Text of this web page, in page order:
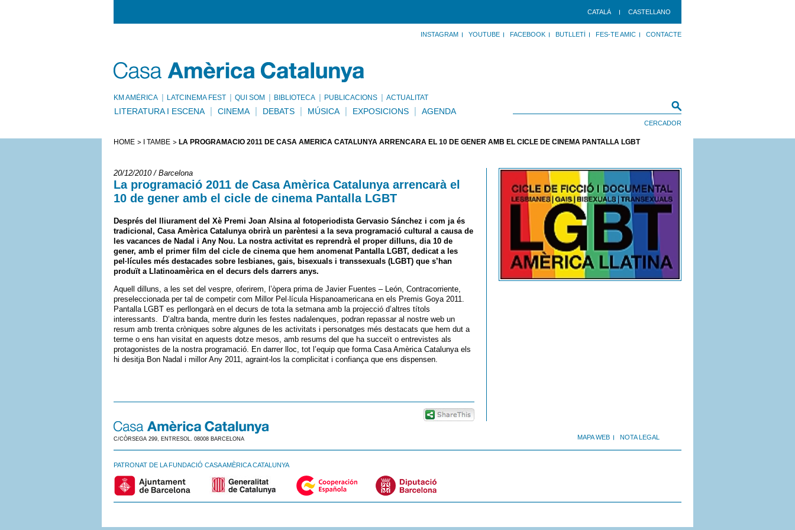
CATALÀ CASTELLANO
INSTAGRAM YOUTUBE FACEBOOK BUTLLETÍ FES-TE AMIC CONTACTE
KM AMÈRICA LATCINEMA FEST QUI SOM BIBLIOTECA PUBLICACIONS ACTUALITAT
LITERATURA I ESCENA CINEMA DEBATS MÚSICA EXPOSICIONS AGENDA
HOME I TAMBÉ LA PROGRAMACIÓ 2011 DE CASA AMÈRICA CATALUNYA ARRENCARÀ EL 10 DE GENER AMB EL CICLE DE CINEMA PANTALLA LGBT
20/12/2010 / Barcelona
La programació 2011 de Casa Amèrica Catalunya arrencarà el
10 de gener amb el cicle de cinema Pantalla LGBT
Després del lliurament del Xè Premi Joan Alsina al fotoperiodista Gervasio Sánchez i com ja és
tradicional, Casa Amèrica Catalunya obrirà un parèntesi a la seva programació cultural a causa de
les vacances de Nadal i Any Nou. La nostra activitat es reprendrà el proper dilluns, dia 10 de
gener, amb el primer film del cicle de cinema que hem anomenat Pantalla LGBT, dedicat a les
pel·lícules més destacades sobre lesbianes, gais, bisexuals i transsexuals (LGBT) que s’han
produït a Llatinoamèrica en el decurs dels darrers anys.
Aquell dilluns, a les set del vespre, oferirem, l’òpera prima de Javier Fuentes – León, Contracorriente,
preseleccionada per tal de competir com Millor Pel·lícula Hispanoamericana en els Premis Goya 2011.
Pantalla LGBT es perllongarà en el decurs de tota la setmana amb la projecció d’altres títols
interessants. D’altra banda, mentre durin les festes nadalenques, podran repassar al nostre web un
resum amb trenta cròniques sobre algunes de les activitats i personatges més destacats que hem dut a
terme o ens han visitat en aquests dotze mesos, amb resums del que ha succeït o entrevistes als
protagonistes de la nostra programació. En darrer lloc, tot l’equip que forma Casa Amèrica Catalunya els
hi desitja Bon Nadal i millor Any 2011, agraint-los la complicitat i confiança que ens dispensen.
MAPA WEB NOTA LEGAL
C/CÒRSEGA 299, ENTRESOL. 08008 BARCELONA
PATRONAT DE LA FUNDACIÓ CASA AMÈRICA CATALUNYA